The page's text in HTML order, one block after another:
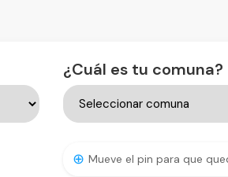
¿Cuál es tu comuna?
⊕ Mueve el pin para que